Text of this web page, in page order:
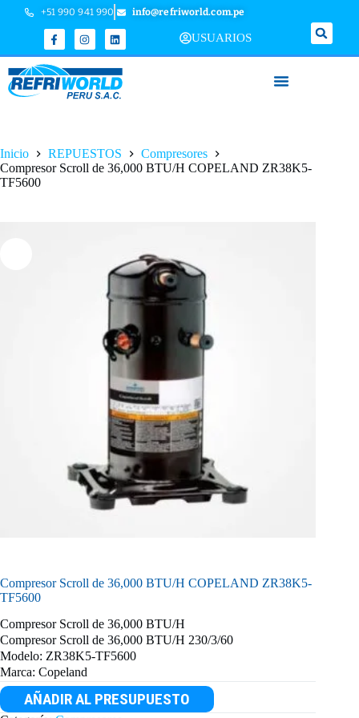
+51 990 941 990 info@refriworld.com.pe
USUARIOS
Inicio REPUESTOS
Compresores
Compresor Scroll de 36,000 BTU/H COPELAND ZR38K5-
TF5600
Compresor Scroll de 36,000 BTU/H COPELAND ZR38K5-
TF5600
Compresor Scroll de 36,000 BTU/H
Compresor Scroll de 36,000 BTU/H 230/3/60
Modelo: ZR38K5-TF5600
Marca: Copeland
AÑADIR AL PRESUPUESTO